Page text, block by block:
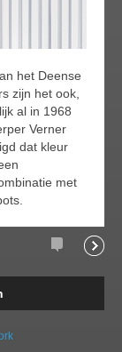
het Deense
zijn het ook,
al in 1968
Verner
dat kleur
met
Comments